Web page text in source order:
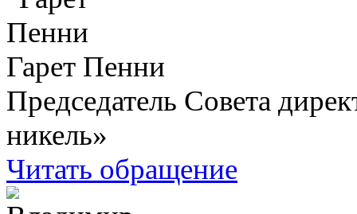
Гарет Пенни
Председатель Совета
никель»
Читать обращение